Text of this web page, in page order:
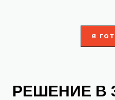
Я
РЕШЕНИЕ В